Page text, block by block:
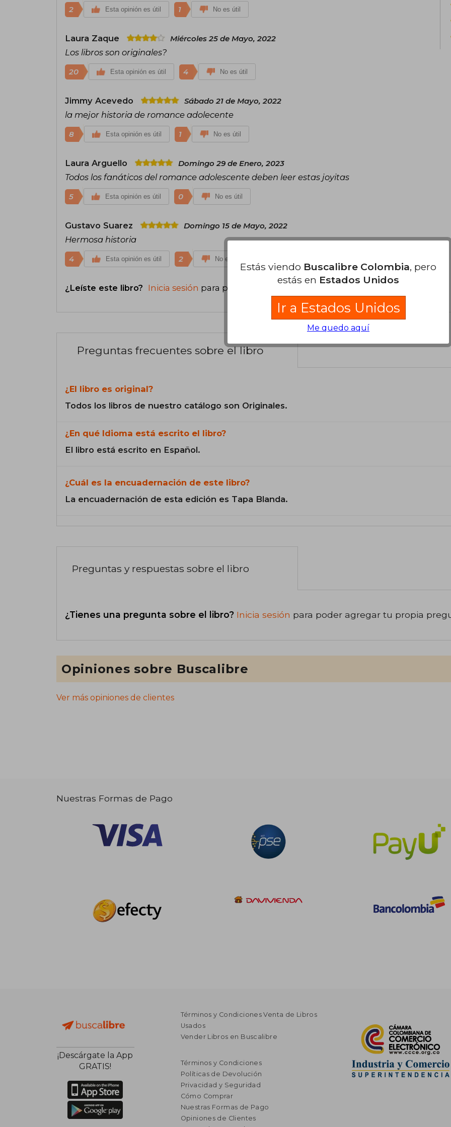
2 Esta opinión es útil 1 No es útil
Laura Zaque Miércoles 25 de Mayo, 2022
Los libros son originales?
20 Esta opinión es útil 4 No es útil
Jimmy Acevedo Sábado 21 de Mayo, 2022
la mejor historia de romance adolecente
8 Esta opinión es útil 1 No es útil
Laura Arguello Domingo 29 de Enero, 2023
Todos los fanáticos del romance adolescente deben leer estas joyitas
5 Esta opinión es útil 0 No es útil
Gustavo Suarez Domingo 15 de Mayo, 2022
Hermosa historia
4 Esta opinión es útil 2 No es útil
¿Leíste este libro? Inicia sesión para poder agregar tu propia evaluación
Preguntas frecuentes sobre el libro
¿El libro es original?
Todos los libros de nuestro catálogo son Originales.
¿En qué Idioma está escrito el libro?
El libro está escrito en Español.
¿Cuál es la encuadernación de este libro?
La encuadernación de esta edición es Tapa Blanda.
Preguntas y respuestas sobre el libro
¿Tienes una pregunta sobre el libro? Inicia sesión para poder agregar tu propia
Opiniones sobre Buscalibre
Ver más opiniones de clientes
Nuestras Formas de Pago
¡Descárgate la App
GRATIS!
Términos y Condiciones Venta de Libros
Usados
Vender Libros en Buscalibre
Términos y Condiciones
Políticas de Devolución
Privacidad y Seguridad
Cómo Comprar
Nuestras Formas de Pago
Opiniones de Clientes
Estás viendo Buscalibre Colombia, pero
estás en Estados Unidos
Ir a Estados Unidos
Me quedo aquí